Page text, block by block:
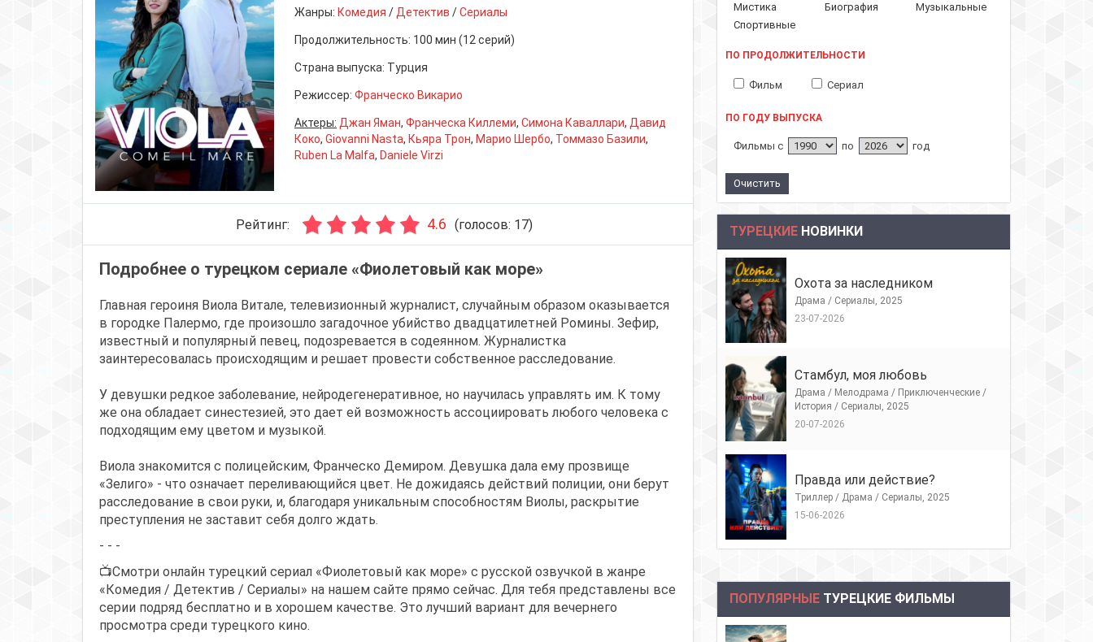
Жанры: Комедия / Детектив /Сериалы
Продолжительность: 100 мин (12 серий)
Страна выпуска: Турция
Режиссер: Франческо Викарио
Актеры: Джан Яман, Франческа Киллеми, Симона Каваллари, Давид
Коко, Giovanni Nasta, Кьяра Трон, Марио Шербо, Томмазо Базили,
Ruben La Malfa, Daniele Virzi
Рейтинг: 4.6 (голосов: 17)
Подробнее о турецком сериале «Фиолетовый как море»
Главная героиня Виола Витале, телевизионный журналист, случайным образом оказывается
в городке Палермо, где произошло загадочное убийство двадцатилетней Ромины. Зефир,
известный и популярный певец, подозревается в содеянном. Журналистка
заинтересовалась происходящим и решает провести собственное расследование.
У девушки редкое заболевание, нейродегенеративное, но научилась управлять им. К тому
же она обладает синестезией, это дает ей возможность ассоциировать любого человека с
подходящим ему цветом и музыкой.
Виола знакомится с полицейским, Франческо Демиром. Девушка дала ему прозвище
«Зелиго» - что означает переливающийся цвет. Не дожидаясь действий полиции, они берут
расследование в свои руки, и, благодаря уникальным способностям Виолы, раскрытие
преступления не заставит себя долго ждать.
- - -
📺Смотри онлайн турецкий сериал «Фиолетовый как море» с русской озвучкой в жанре
«Комедия / Детектив / Сериалы» на нашем сайте прямо сейчас. Для тебя представлены все
серии подряд бесплатно и в хорошем качестве. Это лучший вариант для вечернего
просмотра среди турецкого кино.
Мистика
Биография
Музыкальные
Спортивные
ПО ПРОДОЛЖИТЕЛЬНОСТИ
Фильм Сериал
ПО ГОДУ ВЫПУСКА
Фильмы с по год
ТУРЕЦКИЕ НОВИНКИ
Охота за наследником
Драма / Сериалы, 2025
23-07-2026
Стамбул, моя любовь
Драма / Мелодрама / Приключенческие /
История / Сериалы, 2025
20-07-2026
Правда или действие?
Триллер / Драма / Сериалы, 2025
15-06-2026
ПОПУЛЯРНЫЕ ТУРЕЦКИЕ ФИЛЬМЫ